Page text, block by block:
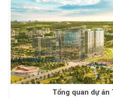
Tổng quan dự án